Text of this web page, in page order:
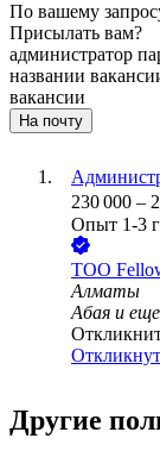
По вашему
Присылать вам?
администратор
названии
вакансии
На почту
230 000 –
Опыт 1-3
ТОО
Алматы
Абая и еще
Другие